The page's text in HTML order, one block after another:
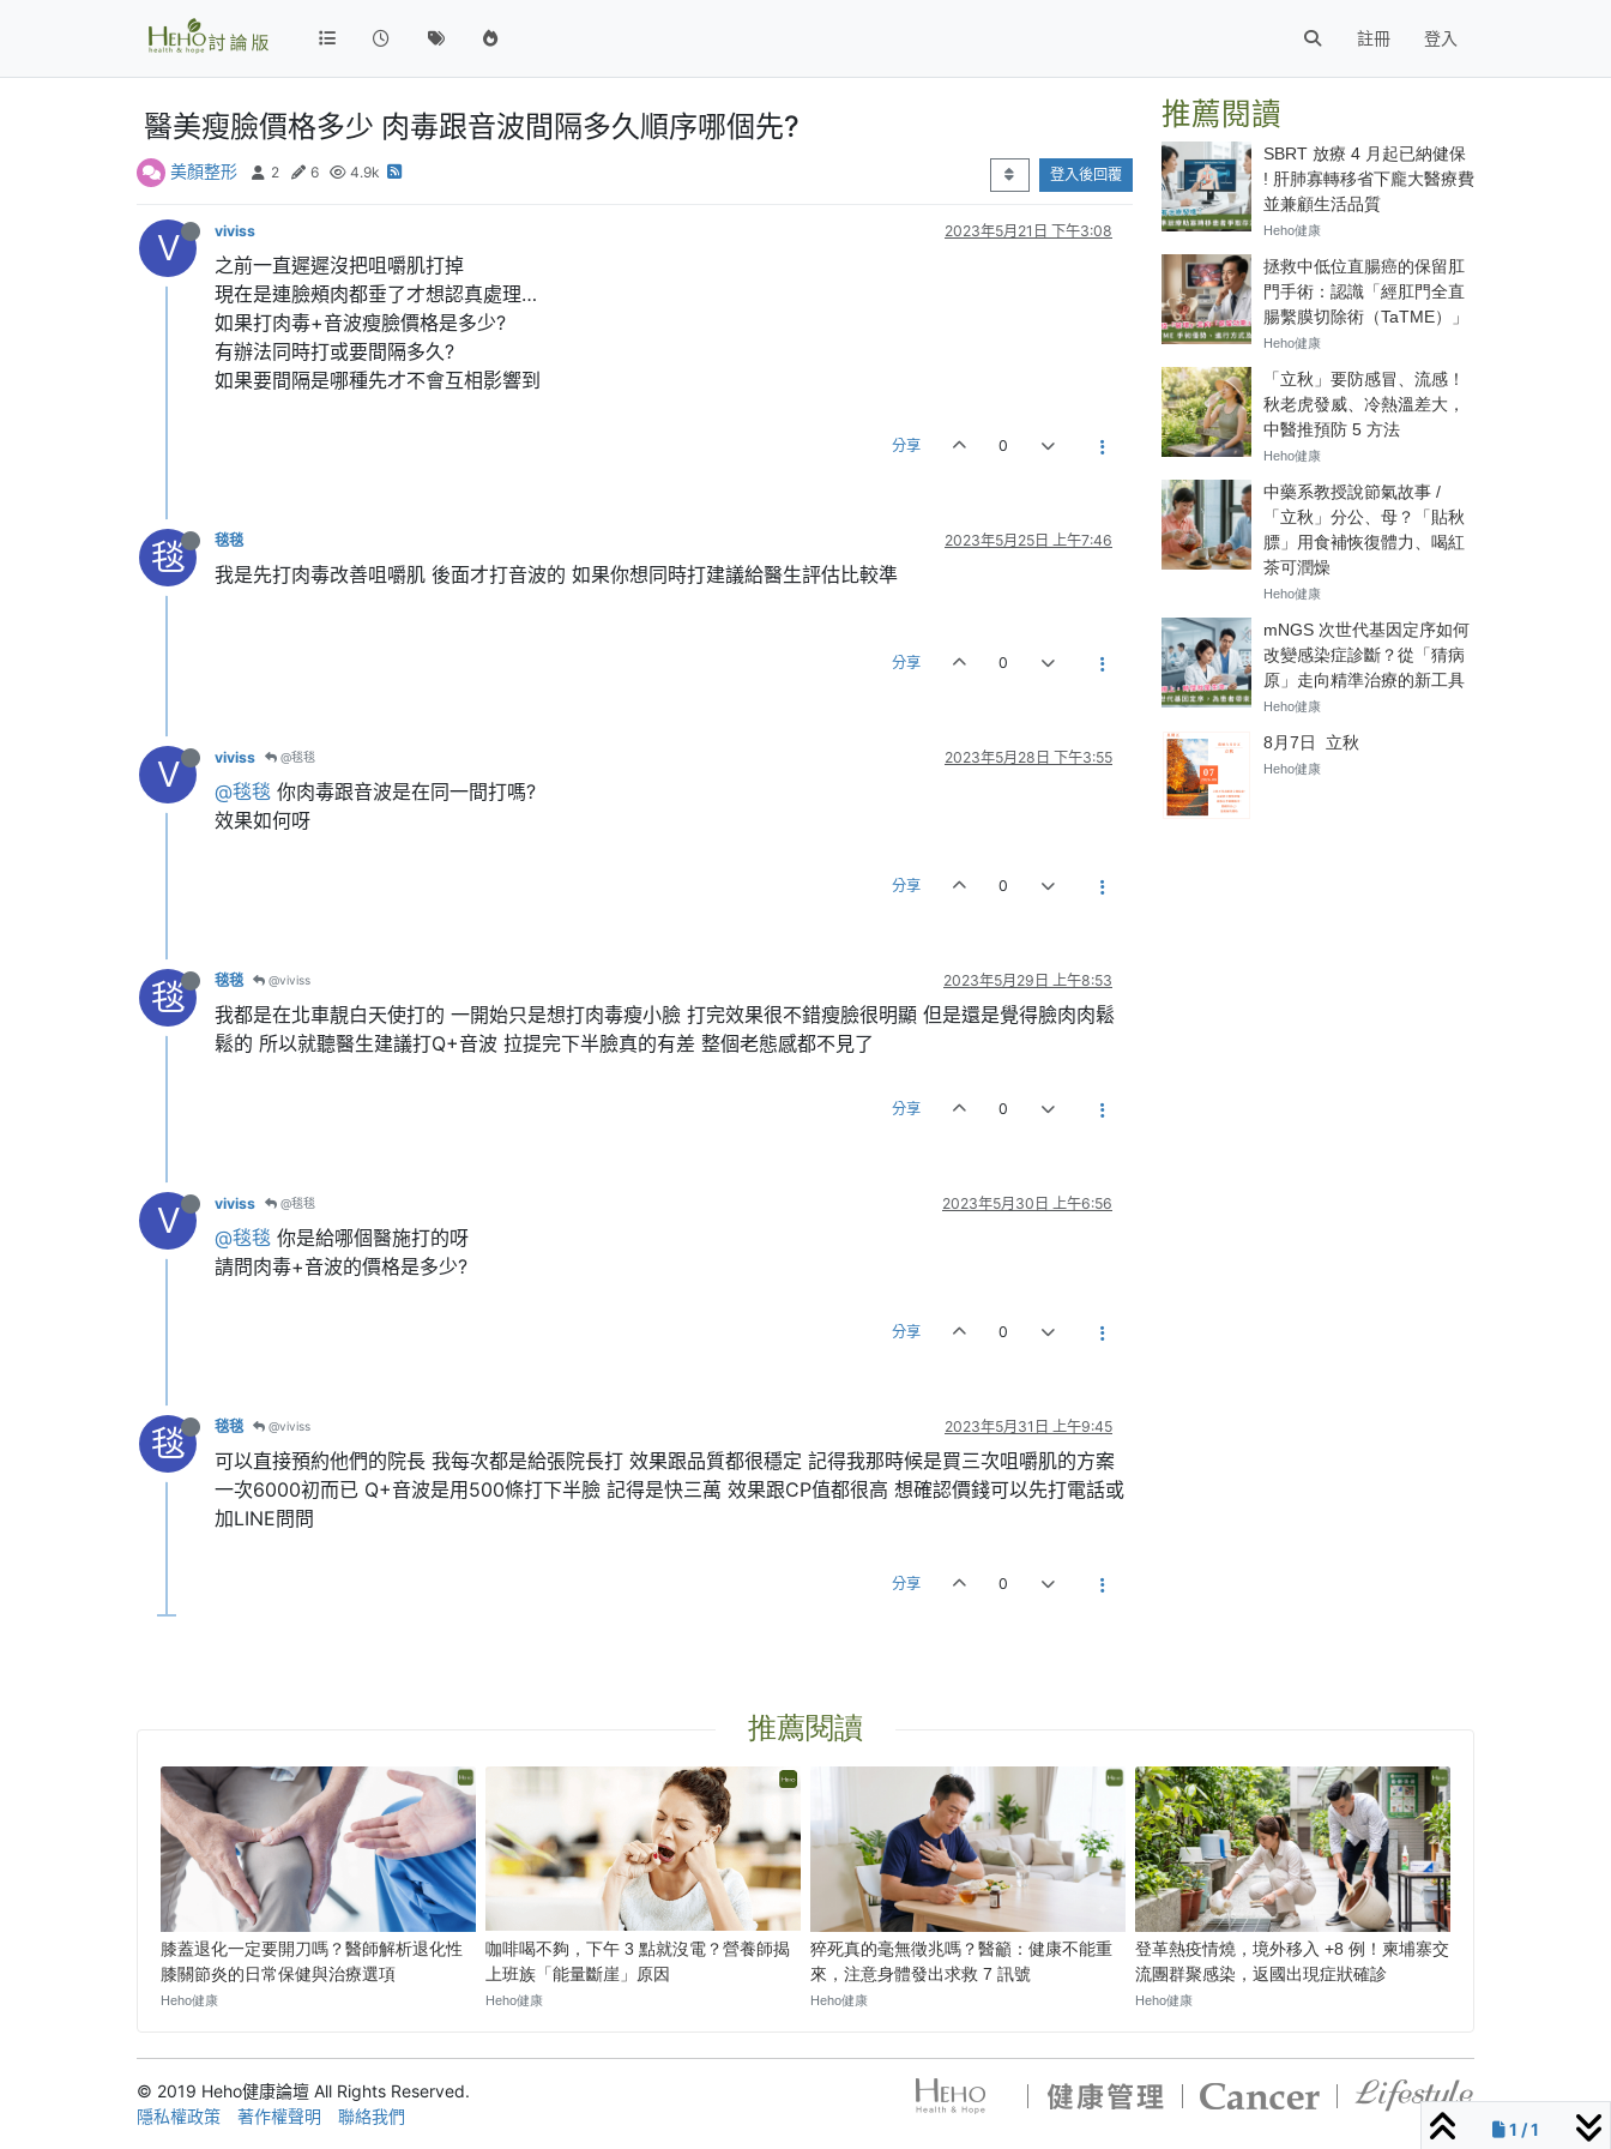
註冊 登入
醫美瘦臉價格多少 肉毒跟音波間隔多久順序哪個先?
美顏整形 2 6 4.9k 登入後回覆
V viviss 2023年5月21日 下午3:08
之前一直遲遲沒把咀嚼肌打掉
現在是連臉頰肉都垂了才想認真處理…
如果打肉毒+音波瘦臉價格是多少?
有辦法同時打或要間隔多久?
如果要間隔是哪種先才不會互相影響到
分享 0
毯 毯毯 2023年5月25日 上午7:46
我是先打肉毒改善咀嚼肌 後面才打音波的 如果你想同時打建議給醫生評估比較準
分享 0
V viviss @毯毯 2023年5月28日 下午3:55
@毯毯 你肉毒跟音波是在同一間打嗎?
效果如何呀
分享 0
毯 毯毯 @viviss 2023年5月29日 上午8:53
我都是在北車靚白天使打的 一開始只是想打肉毒瘦小臉 打完效果很不錯瘦臉很明顯 但是還是覺得臉肉肉鬆
鬆的 所以就聽醫生建議打Q+音波 拉提完下半臉真的有差 整個老態感都不見了
分享 0
V viviss @毯毯 2023年5月30日 上午6:56
@毯毯 你是給哪個醫施打的呀
請問肉毒+音波的價格是多少?
分享 0
毯 毯毯 @viviss 2023年5月31日 上午9:45
可以直接預約他們的院長 我每次都是給張院長打 效果跟品質都很穩定 記得我那時候是買三次咀嚼肌的方案
一次6000初而已 Q+音波是用500條打下半臉 記得是快三萬 效果跟CP值都很高 想確認價錢可以先打電話或
加LINE問問
分享 0
1 / 1
推薦閱讀
© 2019 Heho健康論壇 All Rights Reserved.
隱私權政策
著作權聲明 聯絡我們